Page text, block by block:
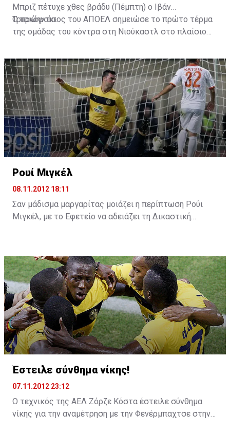
Μπριζ πέτυχε χθες βράδυ (Πέμπτη) ο Ιβάν
Τρισκόφσκι.
Ο πρώην άσος του ΑΠΟΕΛ σημειώσε το πρώτο τέρμα
της ομάδας του κόντρα στη Νιούκαστλ στο πλαίσιο
Για την ιστορία ο αγώνα έληξε 2-2.
Ρουί Μιγκέλ
08.11.2012 18:11
Σαν μάδισμα μαργαρίτας μοιάζει η περίπτωση Ρούι
Μιγκέλ, με το Εφετείο να αδειάζει τη Δικαστική
Έστειλε σύνθημα νίκης!
07.11.2012 23:12
Ο τεχνικός της ΑΕΛ Ζόρζε Κόστα έστειλε σύνθημα
νίκης για την αναμέτρηση με την Φενέρμπαχτσε στην